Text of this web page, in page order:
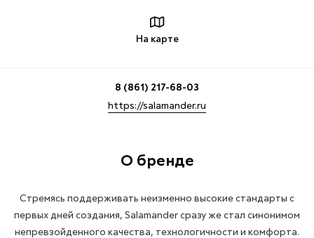
На карте
8 (861) 217-68-03
https://salamander.ru
О бренде
Стремясь поддерживать неизменно высокие стандарты с
первых дней создания, Salamander сразу же стал синонимом
непревзойденного качества, технологичности и комфорта.